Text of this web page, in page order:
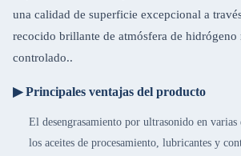
una calidad de superficie excepcional a
recocido brillante de atmósfera de hidrógeno
controlado..
▶ Principales ventajas del producto
El desengrasamiento por ultrasonido en varias
los aceites de procesamiento, lubricantes y